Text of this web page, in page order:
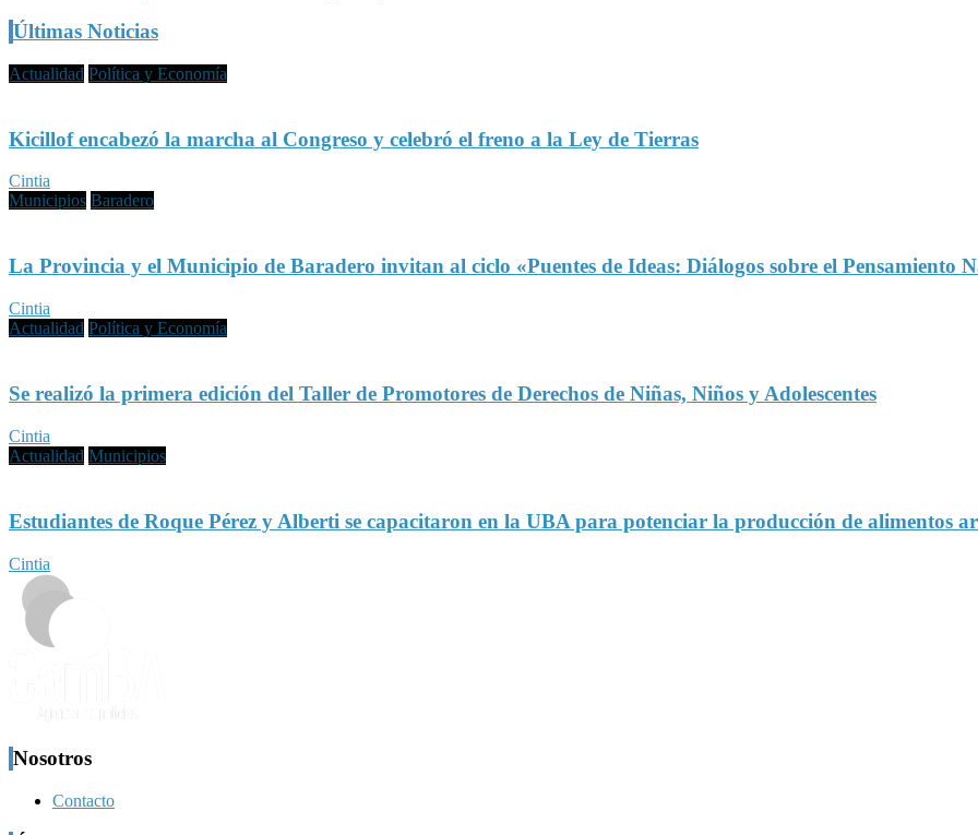
Últimas Noticias
Actualidad Política y Economía
Kicillof encabezó la marcha al Congreso y celebró el freno a la Ley de Tierras
Cintia
Municipios Baradero
La Provincia y el Municipio de Baradero invitan al ciclo «Puentes de Ideas: Diálogos sobre el Pensamiento
Cintia
Actualidad Política y Economía
Se realizó la primera edición del Taller de Promotores de Derechos de Niñas, Niños y Adolescentes
Cintia
Actualidad Municipios
Estudiantes de Roque Pérez y Alberti se capacitaron en la UBA para potenciar la producción de alimentos
Cintia
Nosotros
Contacto